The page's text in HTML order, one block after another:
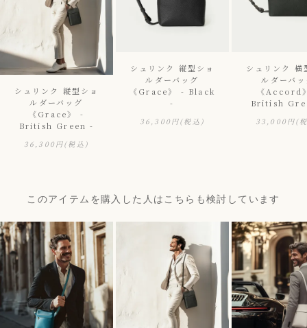
シュリンク 縦型ショ
ルダーバッグ
《Grace》 -
British Green -
36,300円(税込)
シュリンク 縦型ショ
ルダーバッグ
《Grace》 - Black
-
36,300円(税込)
シュリンク 横
ルダーバ
《Accord
British
33,000円(
このアイテムを購入した人はこちらも検討しています